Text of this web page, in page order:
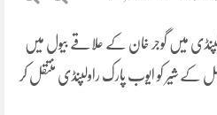
میں گوجر خان کے علاقے بیول میں
کے شیر کو ایوب پارک راولپنڈی منتقل کر